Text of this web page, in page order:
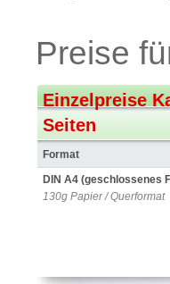
Preise
Einzelpreise
Seiten
Format
DIN A4 (geschlossenes
130g Papier / Querformat